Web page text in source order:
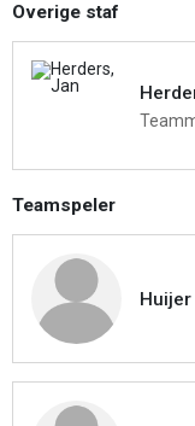
Overige staf
Teamspeler
Huijer